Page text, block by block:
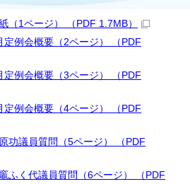
（1ページ） （PDF 1.7MB）
例会概要（2ページ） （PDF
例会概要（3ページ） （PDF
例会概要（4ページ） （PDF
功議員質問（5ページ） （PDF
ふく代議員質問（6ページ） （PDF